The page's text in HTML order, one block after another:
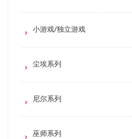
小游戏/独立游戏
尘埃系列
尼尔系列
巫师系列